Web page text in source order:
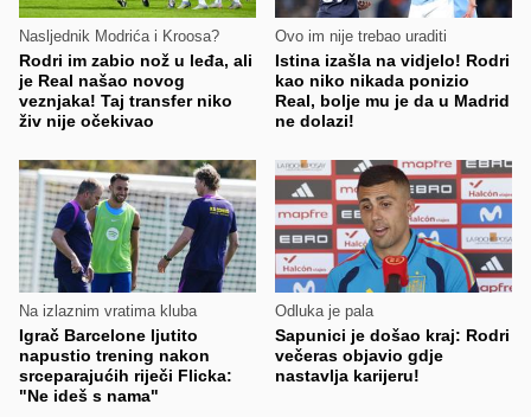
Nasljednik Modrića i Kroosa?
Rodri im zabio nož u leđa, ali
je Real našao novog
veznjaka! Taj transfer niko
živ nije očekivao
Ovo im nije trebao uraditi
Istina izašla na vidjelo! Rodri
kao niko nikada ponizio
Real, bolje mu je da u Madrid
ne dolazi!
Na izlaznim vratima kluba
Igrač Barcelone ljutito
napustio trening nakon
srceparajućih riječi Flicka:
"Ne ideš s nama"
Odluka je pala
Sapunici je došao kraj: Rodri
večeras objavio gdje
nastavlja karijeru!